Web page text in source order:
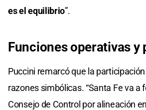
es el equilibrio”.
Funciones operativas y
Puccini remarcó que la
razones simbólicas. “Santa Fe va a
Consejo de Control por alineación